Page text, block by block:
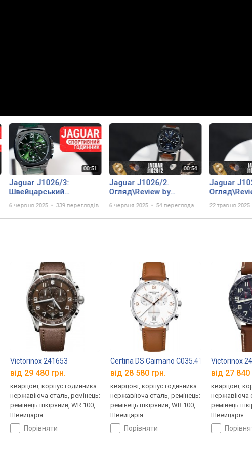
Jaguar J1026/3:
Швейцарський
Смарагдовому
Зеленому з Чорним
6 червня 2025 339 переглядів
Jaguar J1026/2.
Огляд\Review by
6 червня 2025 54 перегляда
Jaguar
22 травня 2025
Victorinox 241653
від 29 480 грн.
кварцові, корпус годинника
нержавіюча сталь, ремінець:
ремінець шкіряний, WR 100,
Швейцарія
порівняти
Certina DS Caimano C035.417.16.037.01
від 28 580 грн.
кварцові, корпус годинника
нержавіюча сталь, ремінець:
ремінець шкіряний, WR 100,
Швейцарія
порівняти
Victorinox
від 27 840
кварцові,
нержавіюча
ремінець
Швейцарія